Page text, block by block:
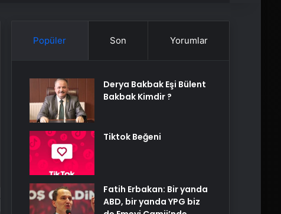
Popüler Son Yorumlar
Derya Bakbak Eşi Bülent
Bakbak Kimdir ?
Tiktok Beğeni
Fatih Erbakan: Bir yanda
ABD, bir yanda YPG biz